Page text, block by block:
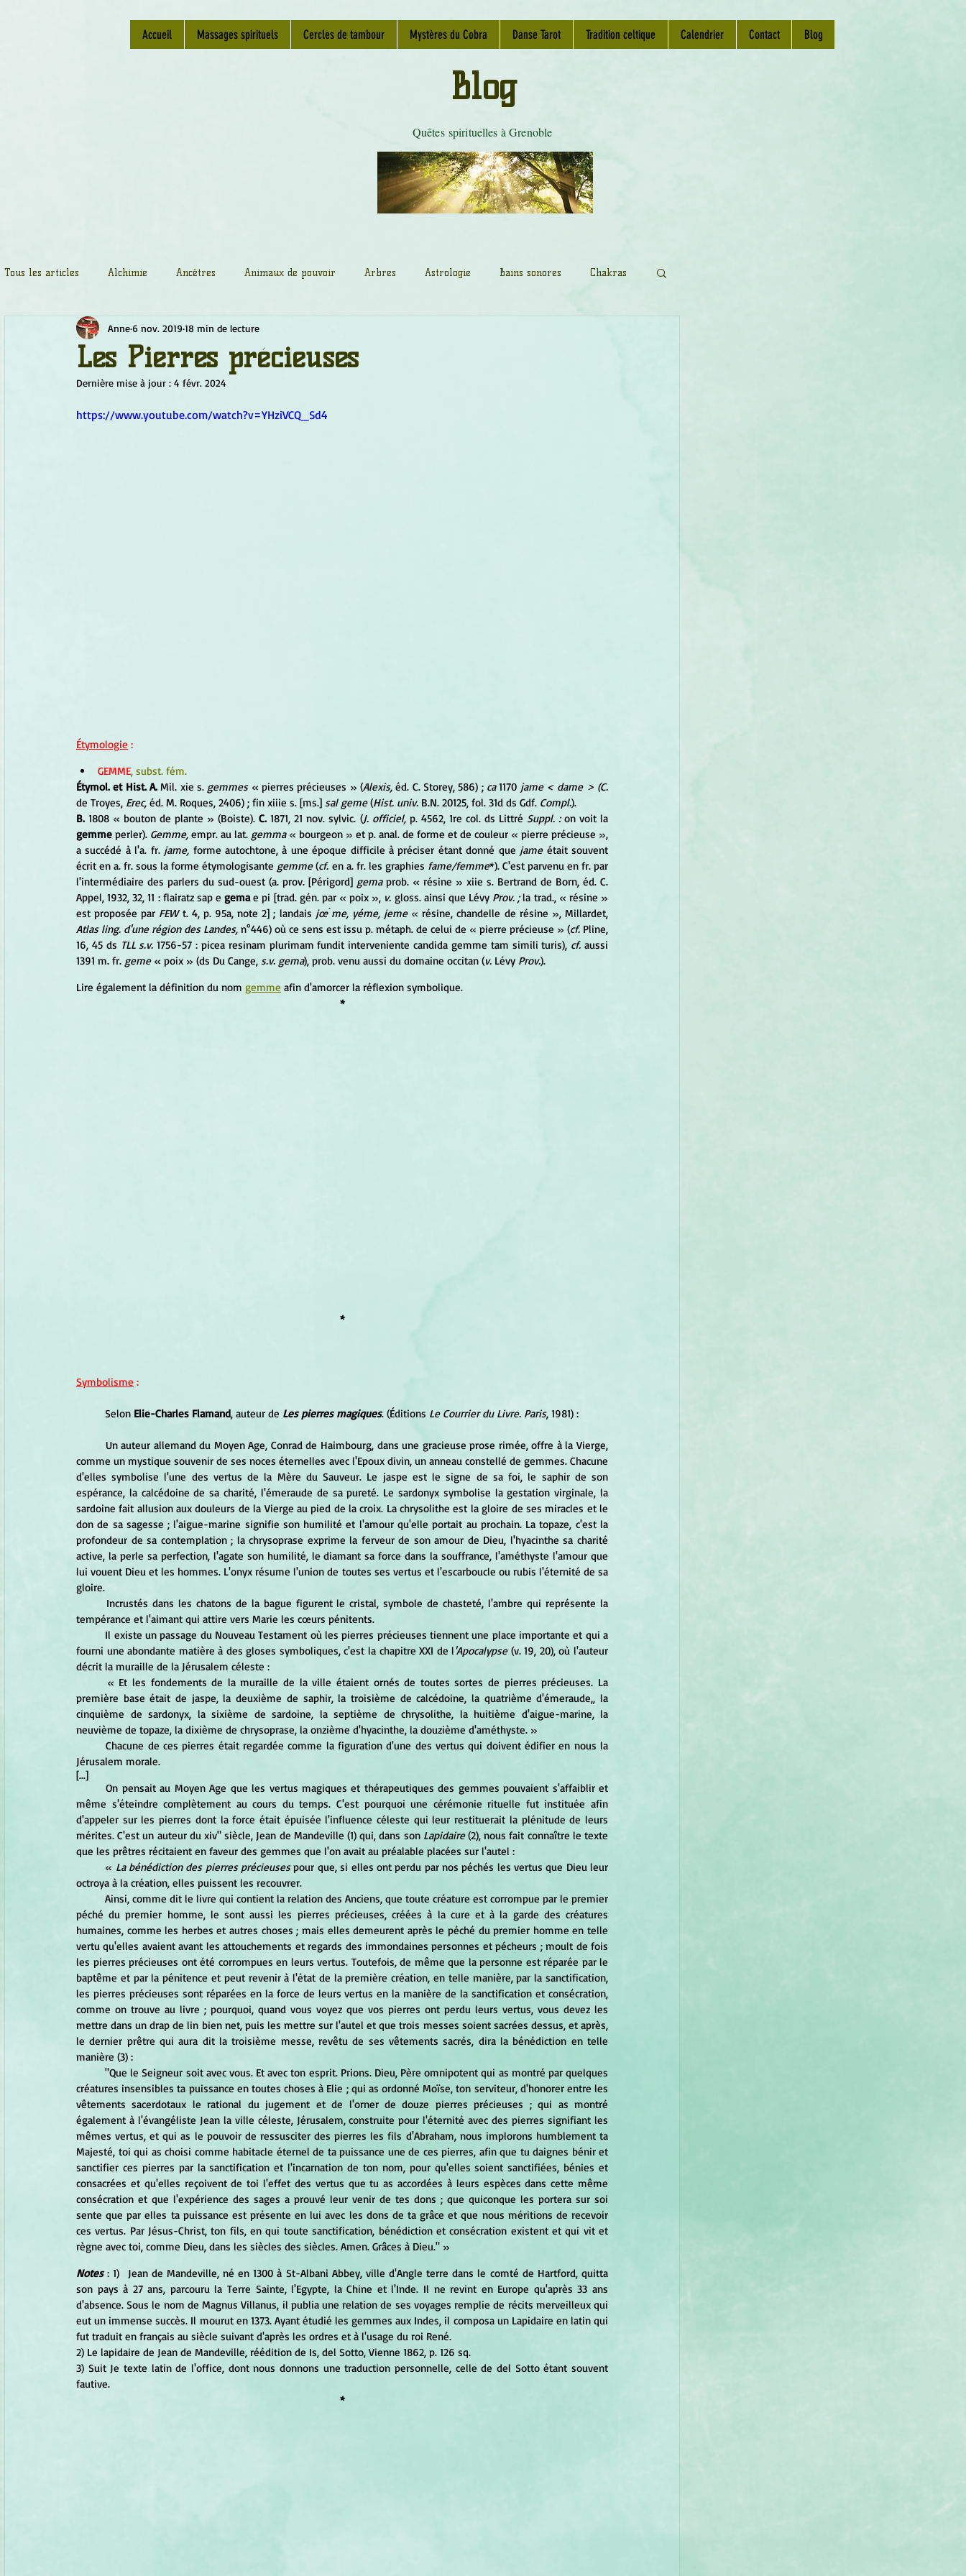
Accueil Massages spirituels Cercles de tambour Mystères du Cobra Danse Tarot Tradition celtique Calendrier Contact Blog
Quêtes spirituelles à Grenoble
Blog
Tous les articles Alchimie Ancêtres Animaux de pouvoir Arbres Astrologie Bains sonores Chakras
Chamanisme Champignons Conscience
Fleurs de Bach Géométrie sacrée
Les Pierres précieuses
Anne 6 nov. 2019 18 min de lecture
Dernière mise à jour : 4 févr. 2024
https://www.youtube.com/watch?v=YHziVCQ_Sd4
Étymologie :
GEMME, subst. fém.
Étymol. et Hist. A. Mil. xie s. gemmes « pierres précieuses » (Alexis, éd. C. Storey, 586) ; ca 1170 jame < dame > (C.
de Troyes, Erec, éd. M. Roques, 2406) ; fin xiiie s. [ms.] sal geme (Hist. univ. B.N. 20125, fol. 31d ds Gdf. Compl.).
B. 1808 « bouton de plante » (Boiste). C. 1871, 21 nov. sylvic. (J. officiel, p. 4562, 1re col. ds Littré Suppl. :
gemme perler). Gemme, empr. au lat. gemma « bourgeon » et p. anal. de forme et de couleur « pierre précieuse »,
a succédé à l'a. fr. jame, forme autochtone, à une époque difficile à préciser étant donné que jame était souvent
écrit en a. fr. sous la forme étymologisante gemme (cf. en a. fr. les graphies fame/femme*). C'est parvenu en fr. par
l'intermédiaire des parlers du sud-ouest (a. prov. [Périgord] gema prob. « résine » xiie s. Bertrand de Born, éd. C.
Appel, 1932, 32, 11 : flairatz sap e gema e pi [trad. gén. par « poix », v. gloss. ainsi que Lévy Prov. ; la trad., « résine »
est proposée par FEW t. 4, p. 95a, note 2] ; landais jœ ́me, yéme, jeme
Atlas ling. d'une région des Landes, n°446) où ce sens est issu p. métaph. de celui de « pierre précieuse » (cf. Pline,
16, 45 ds TLL s.v. 1756-57 : picea resinam plurimam fundit interveniente candida gemme tam simili turis), cf. aussi
1391 m. fr. geme « poix » (ds Du Cange, s.v. gema), prob. venu aussi du domaine occitan (v. Lévy Prov.).
Lire également la définition du nom gemme afin d'amorcer la réflexion symbolique.
*
*
Symbolisme :
Selon Elie-Charles Flamand, auteur de Les pierres magiques. (Éditions Le Courrier du Livre. Paris, 1981) :
comme un mystique souvenir de ses noces éternelles avec l'Epoux divin, un anneau constellé de gemmes. Chacune
d'elles symbolise l'une des vertus de la Mère du Sauveur. Le jaspe est le signe de sa foi, le saphir de son
espérance, la calcédoine de sa charité, l'émeraude de sa pureté. Le sardonyx symbolise la gestation virginale, la
sardoine fait allusion aux douleurs de la Vierge au pied de la croix. La chrysolithe est la gloire de ses miracles et le
don de sa sagesse ; l'aigue-marine signifie son humilité et l'amour qu'elle portait au prochain. La topaze, c'est la
profondeur de sa contemplation ; la chrysoprase exprime la ferveur de son amour de Dieu, l'hyacinthe sa charité
active, la perle sa perfection, l'agate son humilité, le diamant sa force dans la souffrance, l'améthyste l'amour que
lui vouent Dieu et les hommes. L'onyx résume l'union de toutes ses vertus et l'escarboucle ou rubis l'éternité de sa
gloire.
tempérance et l'aimant qui attire vers Marie les cœurs pénitents.
fourni une abondante matière à des gloses symboliques, c'est la chapitre XXI de l 'Apocalypse (v. 19, 20), où l'auteur
décrit la muraille de la Jérusalem céleste :
première base était de jaspe, la deuxième de saphir, la troisième de calcédoine, la quatrième d'émeraude,, la
cinquième de sardonyx, la sixième de sardoine, la septième de chrysolithe, la huitième d'aigue-marine, la
neuvième de topaze, la dixième de chrysoprase, la onzième d'hyacinthe, la douzième d'améthyste. »
	Chacune de ces pierres était regardée comme la figuration d'une des vertus qui doivent édifier en nous la
Jérusalem morale.
[...]
	On pensait au Moyen Age que les vertus magiques et thérapeutiques des gemmes pouvaient s'affaiblir et
même s'éteindre complètement au cours du temps. C'est pourquoi une cérémonie rituelle fut instituée afin
d'appeler sur les pierres dont la force était épuisée l'influence céleste qui leur restituerait la plénitude de leurs
mérites. C'est un auteur du xiv" siècle, Jean de Mandeville (1) qui, dans son Lapidaire (2), nous fait connaître le texte
que les prêtres récitaient en faveur des gemmes que l'on avait au préalable placées sur l'autel :
	«
La bénédiction des pierres précieuses pour que, si elles ont perdu par nos péchés les vertus que Dieu leur
octroya à la création, elles puissent les recouvrer.
péché du premier homme, le sont aussi les pierres précieuses, créées à la cure et à la garde des créatures
humaines, comme les herbes et autres choses ; mais elles demeurent après le péché du premier homme en telle
vertu qu'elles avaient avant les attouchements et regards des immondaines personnes et pécheurs ; moult de fois
les pierres précieuses ont été corrompues en leurs vertus. Toutefois, de même que la personne est réparée par le
baptême et par la pénitence et peut revenir à l'état de la première création, en telle manière, par la sanctification,
les pierres précieuses sont réparées en la force de leurs vertus en la manière de la sanctification et consécration,
comme on trouve au livre ; pourquoi, quand vous voyez que vos pierres ont perdu leurs vertus, vous devez les
mettre dans un drap de lin bien net, puis les mettre sur l'autel et que trois messes soient sacrées dessus, et après,
le dernier prêtre qui aura dit la troisième messe, revêtu de ses vêtements sacrés, dira la bénédiction en telle
manière (3) :
	"Que le Seigneur soit avec vous. Et avec ton esprit. Prions. Dieu, Père omnipotent qui as montré par quelques
créatures insensibles ta puissance en toutes choses à Elie ; qui as ordonné Moïse, ton serviteur, d'honorer entre les
vêtements sacerdotaux le rational du jugement et de l'orner de douze pierres précieuses ; qui as montré
également à l'évangéliste Jean la ville céleste, Jérusalem, construite pour l'éternité avec des pierres signifiant les
mêmes vertus, et qui as le pouvoir de ressusciter des pierres les fils d'Abraham, nous implorons humblement ta
Majesté, toi qui as choisi comme habitacle éternel de ta puissance une de ces pierres, afin que tu daignes bénir et
sanctifier ces pierres par la sanctification et l'incarnation de ton nom, pour qu'elles soient sanctifiées, bénies et
consacrées et qu'elles reçoivent de toi l'effet des vertus que tu as accordées à leurs espèces dans cette même
consécration et que l'expérience des sages a prouvé leur venir de tes dons ; que quiconque les portera sur soi
sente que par elles ta puissance est présente en lui avec les dons de ta grâce et que nous méritions de recevoir
ces vertus. Par Jésus-Christ, ton fils, en qui toute sanctification, bénédiction et consécration existent et qui vit et
règne avec toi, comme Dieu, dans les siècles des siècles. Amen. Grâces à Dieu." »
Notes : 1)  Jean de Mandeville, né en 1300 à St-Albani Abbey, ville d'Angle terre dans le comté de Hartford, quitta
son pays à 27 ans, parcouru la Terre Sainte, l'Egypte, la Chine et l'Inde. Il ne revint en Europe qu'après 33 ans
d'absence. Sous le nom de Magnus Villanus, il publia une relation de ses voyages remplie de récits merveilleux qui
eut un immense succès. Il mourut en 1373. Ayant étudié les gemmes aux Indes, il composa un Lapidaire en latin qui
fut traduit en français au siècle suivant d'après les ordres et à l'usage du roi René.
2) Le lapidaire de Jean de Mandeville, réédition de Is, del Sotto, Vienne 1862, p. 126 sq.
3) Suit Je texte latin de l'office, dont nous donnons une traduction personnelle, celle de del Sotto étant souvent
fautive.
*